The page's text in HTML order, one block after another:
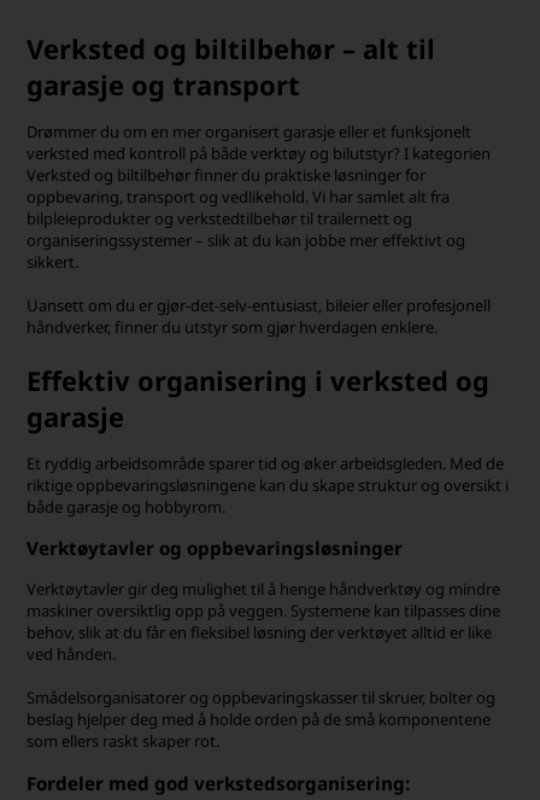
Verksted og biltilbehør – alt til
garasje og transport
Drømmer du om en mer organisert garasje eller et funksjonelt
verksted med kontroll på både verktøy og bilutstyr? I kategorien
Verksted og biltilbehør finner du praktiske løsninger for
oppbevaring, transport og vedlikehold. Vi har samlet alt fra
bilpleieprodukter og verkstedtilbehør til trailernett og
organiseringssystemer – slik at du kan jobbe mer effektivt og
sikkert.
Uansett om du er gjør-det-selv-entusiast, bileier eller profesjonell
håndverker, finner du utstyr som gjør hverdagen enklere.
Effektiv organisering i verksted og
garasje
Et ryddig arbeidsområde sparer tid og øker arbeidsgleden. Med de
riktige oppbevaringsløsningene kan du skape struktur og oversikt i
både garasje og hobbyrom.
Verktøytavler og oppbevaringsløsninger
Verktøytavler gir deg mulighet til å henge håndverktøy og mindre
maskiner oversiktlig opp på veggen. Systemene kan tilpasses dine
behov, slik at du får en fleksibel løsning der verktøyet alltid er like
ved hånden.
Smådelsorganisatorer og oppbevaringskasser til skruer, bolter og
beslag hjelper deg med å holde orden på de små komponentene
som ellers raskt skaper rot.
Fordeler med god verkstedsorganisering: